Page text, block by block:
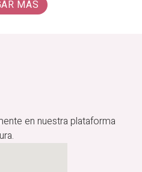
MÁS
en nuestra plataforma